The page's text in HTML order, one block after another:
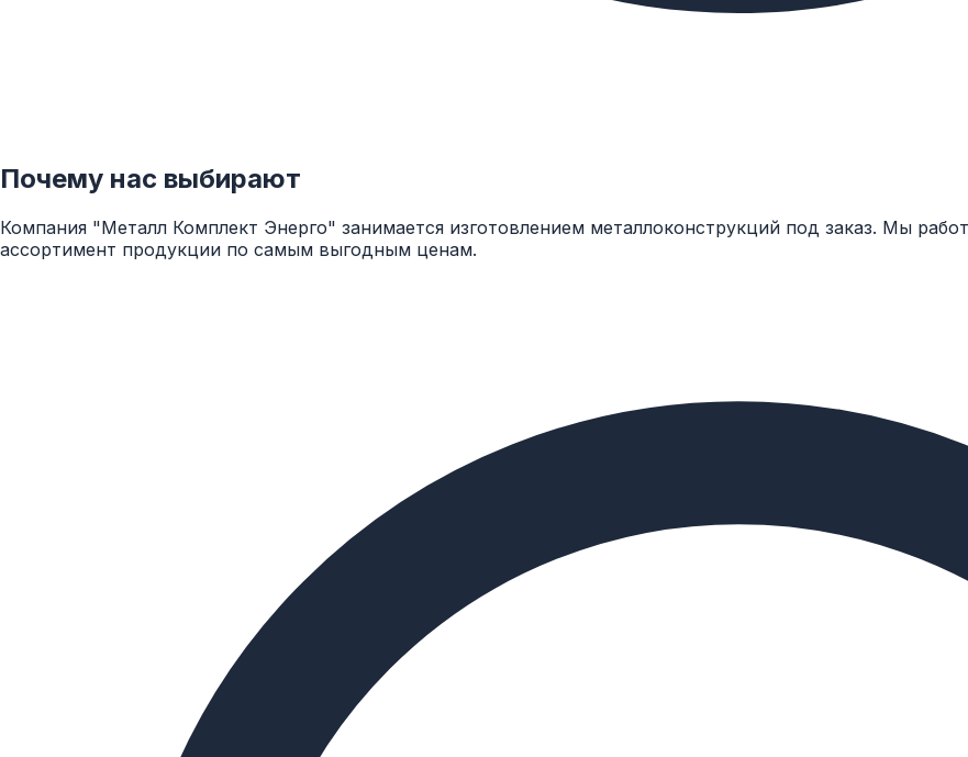
Почему нас выбирают
Компания "Металл Комплект Энерго" занимается изготовлением металлоконструкций под заказ. Мы
ассортимент продукции по самым выгодным ценам.